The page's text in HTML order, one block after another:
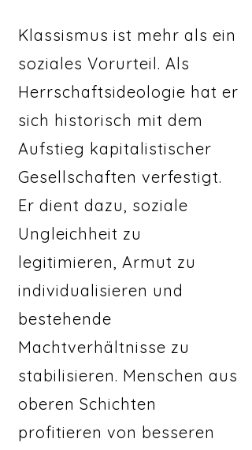
Klassismus ist mehr als ein
soziales Vorurteil. Als
Herrschaftsideologie hat er
sich historisch mit dem
Aufstieg kapitalistischer
Gesellschaften verfestigt.
Er dient dazu, soziale
Ungleichheit zu
legitimieren, Armut zu
individualisieren und
bestehende
Machtverhältnisse zu
stabilisieren. Menschen aus
oberen Schichten
profitieren von besseren